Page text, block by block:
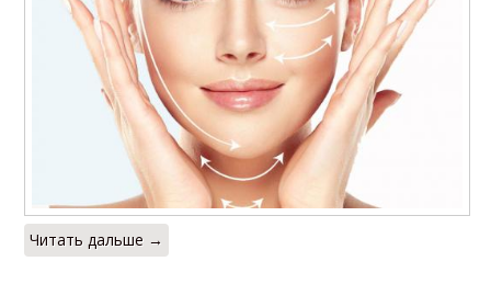
Читать дальше →